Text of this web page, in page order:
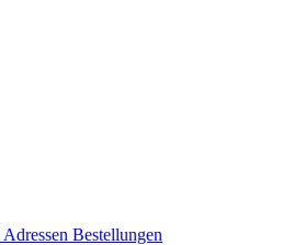
Adressen Bestellungen